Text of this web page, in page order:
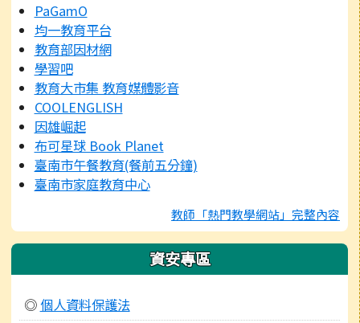
PaGamO
均一教育平台
教育部因材網
學習吧
教育大市集 教育媒體影音
COOLENGLISH
因雄崛起
布可星球 Book Planet
臺南市午餐教育(餐前五分鐘)
臺南市家庭教育中心
教師「熱門教學網站」完整內容
資安專區
◎個人資料保護法